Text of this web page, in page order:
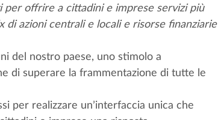
offrire a cittadini e imprese servizi più
azioni centrali e locali e risorse finanziarie
del nostro paese, uno stimolo a
di superare la frammentazione di tutte le
per realizzare un’interfaccia unica che